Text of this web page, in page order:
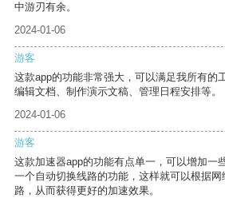
中游刃有余。
2024-01-06
游客
这款app的功能非常强大，可以满足我所有的
编辑文档、制作演示文稿、管理日程安排等。
2024-01-06
游客
这款加速器app的功能有点单一，可以增加一
一个自动切换线路的功能，这样就可以根据
路，从而获得更好的加速效果。